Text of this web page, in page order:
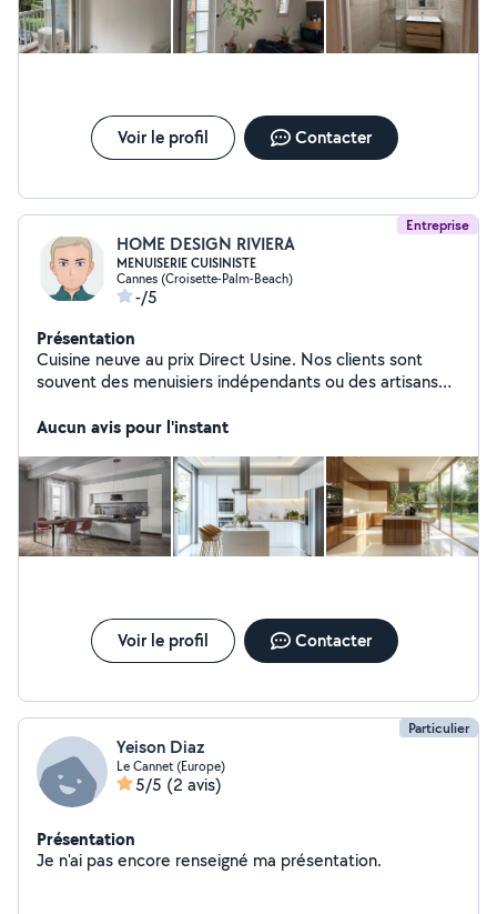
Voir le profil Contacter
Entreprise
HOME DESIGN RIVIERA
MENUISERIE CUISINISTE
Cannes (Croisette-Palm-Beach)
-/5
Présentation
Cuisine neuve au prix Direct Usine. Nos clients sont
souvent des menuisiers indépendants ou des artisans
avec caissons montés d'usine à des prix très
conception 3D et/ou visite chez le particulier pour
prises de mesures afin d'être certain que l'installation
soit parfaite ! Agent Direct usine.
Aucun avis pour l'instant
Voir le profil Contacter
Particulier
Yeison Diaz
Le Cannet (Europe)
5/5 (2 avis)
Présentation
Je n'ai pas encore renseigné ma présentation.